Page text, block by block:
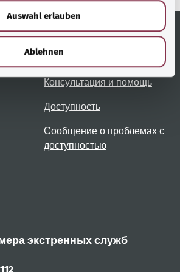
Auswahl erlauben
Ablehnen
Услуги
Консультация и помощь
Доступность
Сообщение о проблемах с
доступностью
экстренных служб
112